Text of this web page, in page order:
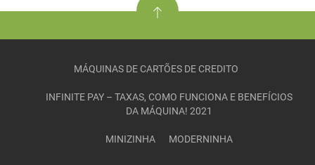
MÁQUINAS DE CARTÕES DE CREDITO
INFINITE PAY – TAXAS, COMO FUNCIONA E BENEFÍCIOS
DA MÁQUINA! 2021
MINIZINHA MODERNINHA